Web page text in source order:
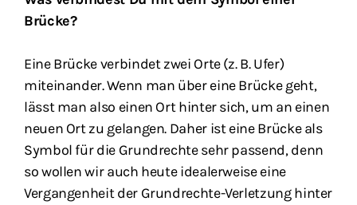
Brücke?
Eine Brücke verbindet zwei Orte (z. B. Ufer)
miteinander. Wenn man über eine Brücke geht,
lässt man also einen Ort hinter sich, um an einen
neuen Ort zu gelangen. Daher ist eine Brücke als
Symbol für die Grundrechte sehr passend, denn
so wollen wir auch heute idealerweise eine
Vergangenheit der Grundrechte-Verletzung hinter